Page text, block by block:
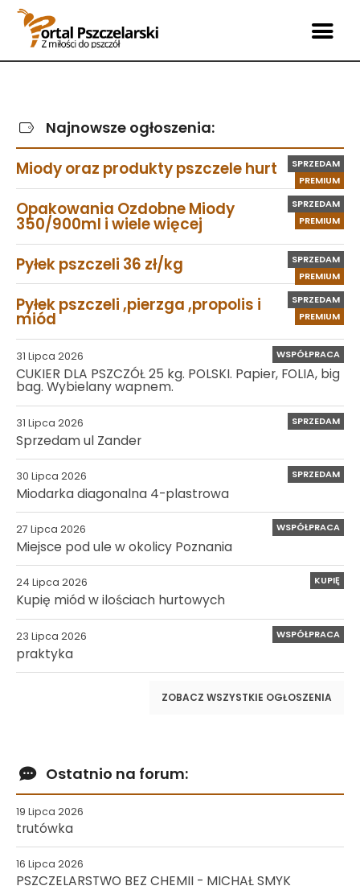
Najnowsze ogłoszenia:
PREMIUM
SPRZEDAM
Miody oraz produkty pszczele hurt
PREMIUM
SPRZEDAM
Opakowania Ozdobne Miody
350/900ml i wiele więcej
PREMIUM
SPRZEDAM
Pyłek pszczeli 36 zł/kg
PREMIUM
SPRZEDAM
Pyłek pszczeli ,pierzga ,propolis i
miód
31 Lipca 2026 WSPÓŁPRACA
CUKIER DLA PSZCZÓŁ 25 kg. POLSKI. Papier, FOLIA, big
bag. Wybielany wapnem.
31 Lipca 2026 SPRZEDAM
Sprzedam ul Zander
30 Lipca 2026 SPRZEDAM
Miodarka diagonalna 4-plastrowa
27 Lipca 2026 WSPÓŁPRACA
Miejsce pod ule w okolicy Poznania
24 Lipca 2026 KUPIĘ
Kupię miód w ilościach hurtowych
23 Lipca 2026 WSPÓŁPRACA
praktyka
ZOBACZ WSZYSTKIE OGŁOSZENIA
Ostatnio na forum:
19 Lipca 2026
trutówka
16 Lipca 2026
PSZCZELARSTWO BEZ CHEMII - MICHAŁ SMYK